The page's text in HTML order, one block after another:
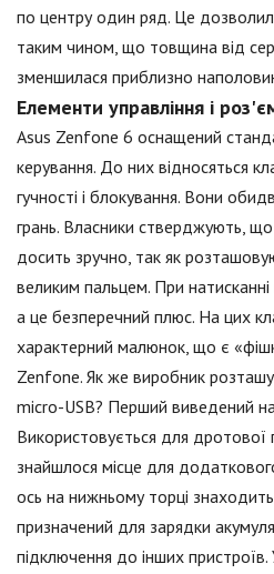
по центру один ряд. Це
таким чином, що товщина від
зменшилася приблизно
Елементи управління і
Asus Zenfone 6 оснащений
керування. До них відносяться
гучності і блокування. Вони
грань. Власники стверджують,
досить зручно, так як
великим пальцем. При
а це безперечний плюс. На цих
характерний малюнок, що є
Zenfone. Як же виробник
micro-USB? Перший виведений
Використовується для дротової
знайшлося місце для
ось на нижньому торці
призначений для зарядки
підключення до інших